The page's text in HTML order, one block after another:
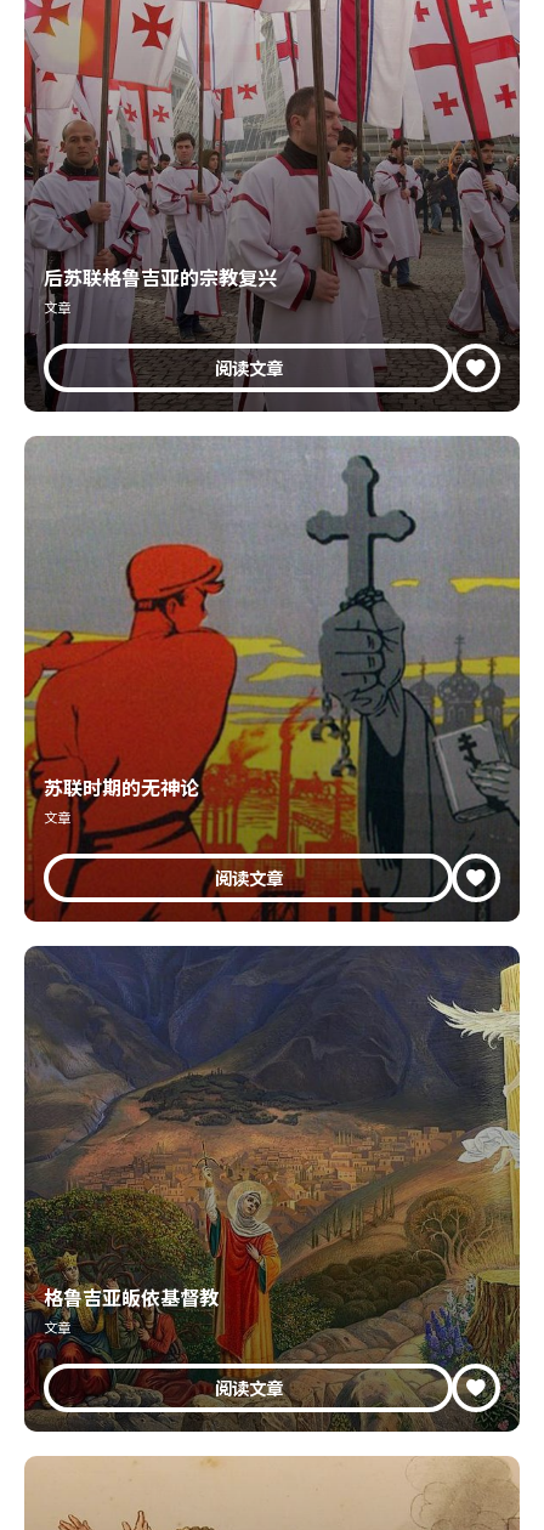
后苏联格鲁吉亚的宗教复兴
文章
阅读文章
苏联时期的无神论
文章
阅读文章
格鲁吉亚皈依基督教
文章
阅读文章